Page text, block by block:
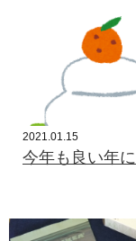
2021.01.15
今年も良い年に